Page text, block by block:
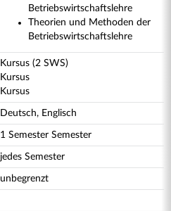
Betriebswirtschaftslehre
Theorien und Methoden der
Betriebswirtschaftslehre
Kursus (2 SWS)
Kursus
Kursus
Deutsch, Englisch
1 Semester Semester
jedes Semester
unbegrenzt